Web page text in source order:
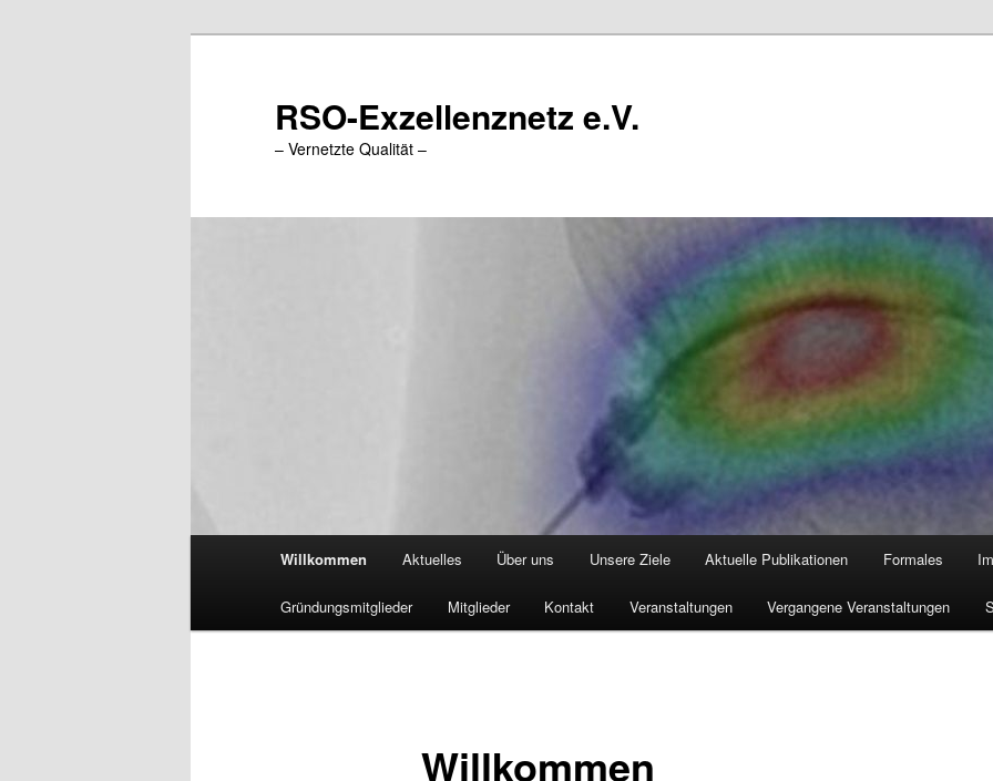
RSO-Exzellenznetz e.V.
– Vernetzte Qualität –
Willkommen Aktuelles Über uns Unsere Ziele Aktuelle Publikationen Formales
Gründungsmitglieder Mitglieder Kontakt Veranstaltungen Vergangene Veranstaltungen
Willkommen